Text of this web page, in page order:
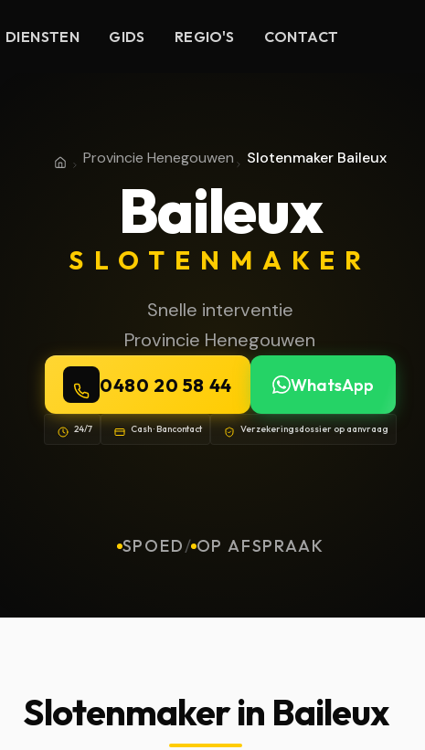
DIENSTEN GIDS REGIO'S CONTACT
HomeProvincie Henegouwen
Provincie Henegouwen Slotenmaker Baileux
Baileux
SLOTENMAKER
Snelle interventie
Provincie Henegouwen
0480 20 58 44 WhatsApp
24/7 Cash · Bancontact Verzekeringsdossier op aanvraag
SPOED/ OP AFSPRAAK
Slotenmaker in Baileux